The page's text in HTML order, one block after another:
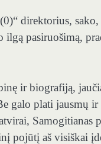
direktorius,
pasiruošimą,
ir biografiją,
galo plati jausmų
Samogitianas
pojūtį aš visiškai